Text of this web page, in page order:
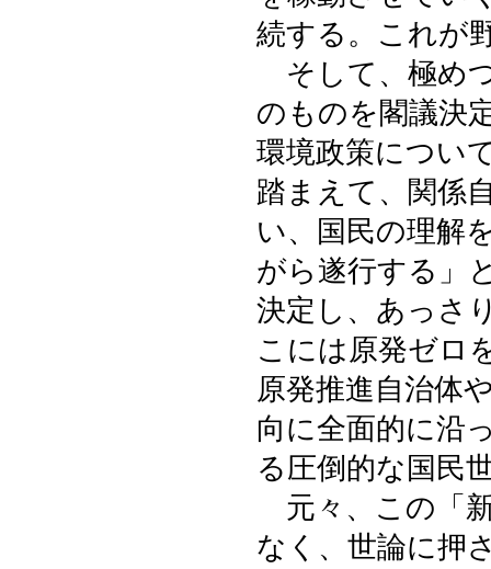
続する。これが
そして、極め
のものを閣議決
環境政策につい
踏まえて、関係
い、国民の理解
がら遂行する」
決定し、あっさ
こには原発ゼロ
原発推進自治体
向に全面的に沿
る圧倒的な国民
元々、この「
なく、世論に押